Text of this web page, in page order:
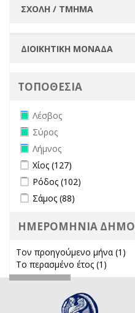
ΤΟΠΟΘΕΣΙΑ
Remove Λέσβος filter
Λέσβος
Remove Σύρος filter
Σύρος
Remove Λήμνος filter
Λήμνος
Apply Χίος filter
Χίος (127)
Apply Ρόδος filter
Ρόδος (102)
Apply Σάμος filter
Σάμος (88)
ΗΜΕΡΟΜΗΝΙΑ
Τον προηγούμενο μήνα (1)
Το περασμένο έτος (1)